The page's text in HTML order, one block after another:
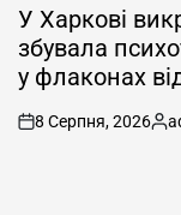
УУ Харкові
збувала
у флаконах
on
8 Серпня, 2026